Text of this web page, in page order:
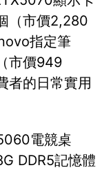
（市價2,280
指定筆
市價949
者的日常實用
電競桌
DDR5記憶體